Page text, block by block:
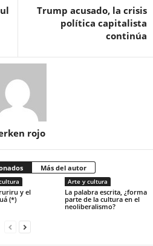
Trump acusado, la crisis
política capitalista
continúa
rojo
Más del autor
y el
(*)
Arte y cultura
La palabra escrita, ¿forma
parte de la cultura en el
neoliberalismo?